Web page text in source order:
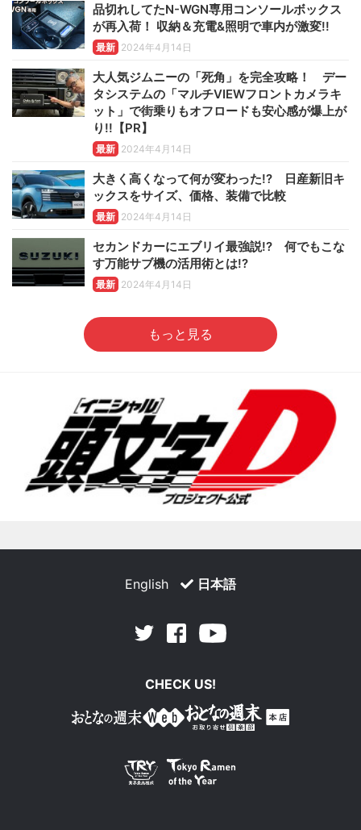
品切れしてたN-WGN専用コンソールボックス
が再入荷！ 収納＆充電&照明で車内が激変!!
最新 2024年4月14日
大人気ジムニーの「死角」を完全攻略！ デー
タシステムの「マルチVIEWフロントカメラキ
ット」で街乗りもオフロードも安心感が爆上が
り!!【PR】
最新 2024年4月14日
大きく高くなって何が変わった!? 日産新旧キ
ックスをサイズ、価格、装備で比較
最新 2024年4月14日
セカンドカーにエブリイ最強説!? 何でもこな
す万能サブ機の活用術とは!?
最新 2024年4月14日
もっと見る
English 日本語
Twitter Facebook
CHECK US!